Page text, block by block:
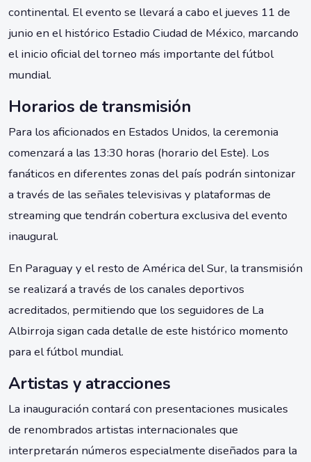
continental. El evento se llevará a cabo el jueves 11 de
junio en el histórico Estadio Ciudad de México, marcando
el inicio oficial del torneo más importante del fútbol
mundial.
Horarios de transmisión
Para los aficionados en Estados Unidos, la ceremonia
comenzará a las 13:30 horas (horario del Este). Los
fanáticos en diferentes zonas del país podrán sintonizar
a través de las señales televisivas y plataformas de
streaming que tendrán cobertura exclusiva del evento
inaugural.
En Paraguay y el resto de América del Sur, la transmisión
se realizará a través de los canales deportivos
acreditados, permitiendo que los seguidores de La
Albirroja sigan cada detalle de este histórico momento
para el fútbol mundial.
Artistas y atracciones
La inauguración contará con presentaciones musicales
de renombrados artistas internacionales que
interpretarán números especialmente diseñados para la